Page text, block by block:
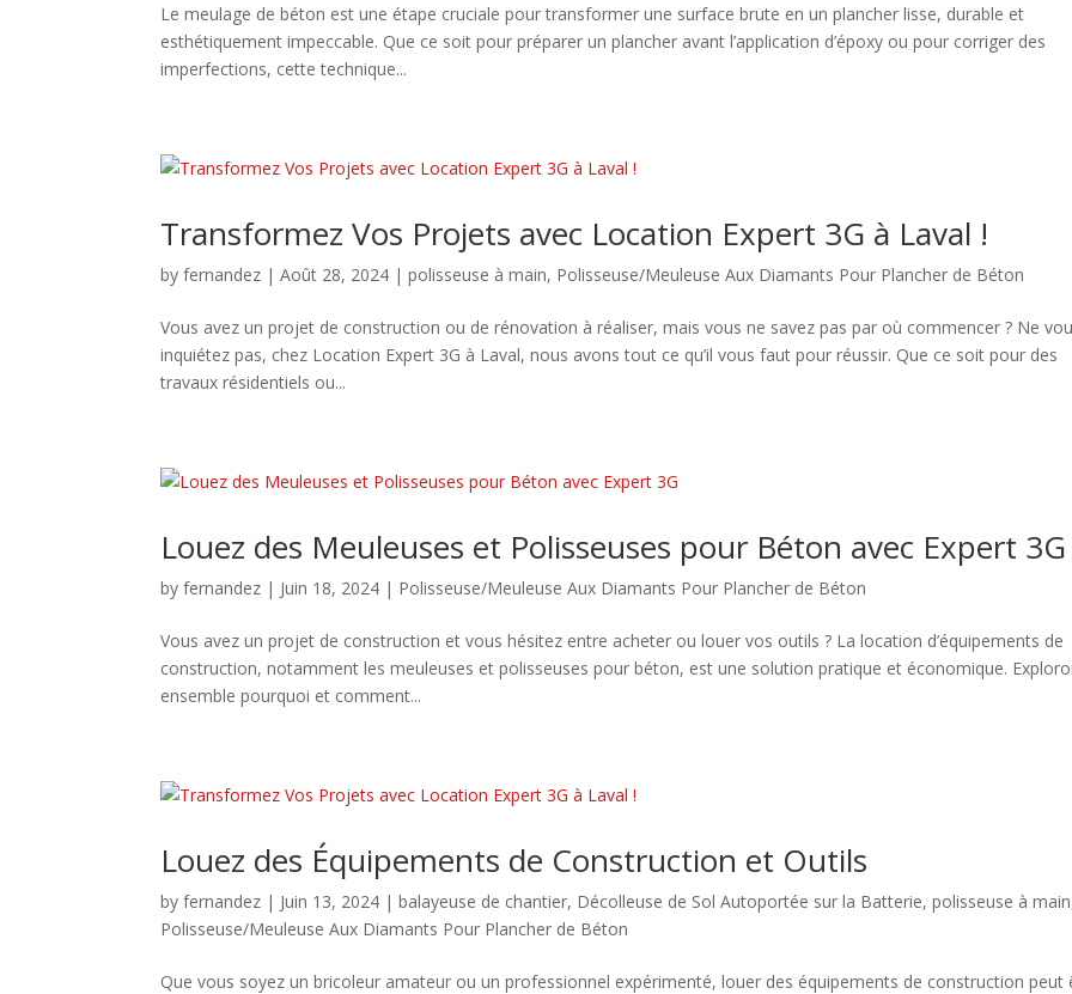
Le meulage de béton est une étape cruciale pour transformer une surface brute en un plancher lisse, durable et
esthétiquement impeccable. Que ce soit pour préparer un plancher avant l’application d’époxy ou pour corriger des
imperfections, cette technique...
Transformez Vos Projets avec Location Expert 3G à Laval !
byfernandez |Août 28, 2024 |polisseuse à main, Polisseuse/Meuleuse Aux Diamants Pour Plancher de Béton
Vous avez un projet de construction ou de rénovation à réaliser, mais vous ne savez pas par où commencer ? Ne
inquiétez pas, chez Location Expert 3G à Laval, nous avons tout ce qu’il vous faut pour réussir. Que ce soit pour des
travaux résidentiels ou...
Louez des Meuleuses et Polisseuses pour Béton avec Expert 3G
byfernandez | Juin 18, 2024 | Polisseuse/Meuleuse Aux Diamants Pour Plancher de Béton
Vous avez un projet de construction et vous hésitez entre acheter ou louer vos outils ? La location d’équipements de
construction, notamment les meuleuses et polisseuses pour béton, est une solution pratique et économique.
ensemble pourquoi et comment...
Louez des Équipements de Construction et Outils
byfernandez | Juin 13, 2024 |balayeuse de chantier, Décolleuse de Sol Autoportée sur la Batterie,polisseuse à main
Polisseuse/Meuleuse Aux Diamants Pour Plancher de Béton
Que vous soyez un bricoleur amateur ou un professionnel expérimenté, louer des équipements de construction peut